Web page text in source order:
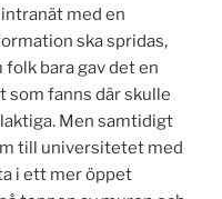
med en
ska spridas,
folk bara gav det en
som fanns där skulle
Men samtidigt
till universitetet med
i ett mer öppet